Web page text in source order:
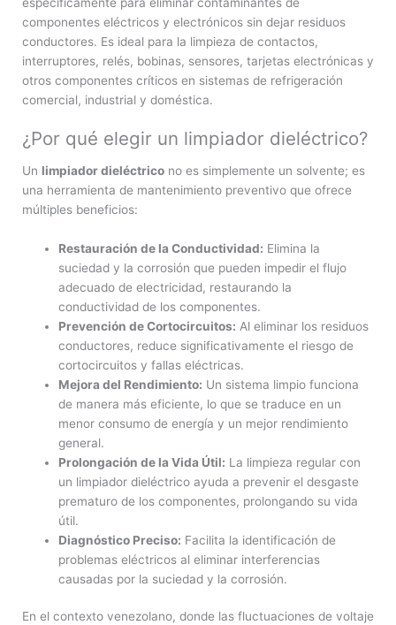
componentes eléctricos y electrónicos sin dejar residuos
conductores. Es ideal para la limpieza de contactos,
interruptores, relés, bobinas, sensores, tarjetas electrónicas y
otros componentes críticos en sistemas de refrigeración
comercial, industrial y doméstica.
¿Por qué elegir un limpiador dieléctrico?
Un limpiador dieléctrico no es simplemente un solvente; es
una herramienta de mantenimiento preventivo que ofrece
múltiples beneficios:
Restauración de la Conductividad: Elimina la
suciedad y la corrosión que pueden impedir el flujo
adecuado de electricidad, restaurando la
conductividad de los componentes.
Prevención de Cortocircuitos: Al eliminar los residuos
conductores, reduce significativamente el riesgo de
cortocircuitos y fallas eléctricas.
Mejora del Rendimiento: Un sistema limpio funciona
de manera más eficiente, lo que se traduce en un
menor consumo de energía y un mejor rendimiento
general.
Prolongación de la Vida Útil: La limpieza regular con
un limpiador dieléctrico ayuda a prevenir el desgaste
prematuro de los componentes, prolongando su vida
útil.
Diagnóstico Preciso: Facilita la identificación de
problemas eléctricos al eliminar interferencias
causadas por la suciedad y la corrosión.
En el contexto venezolano, donde las fluctuaciones de voltaje